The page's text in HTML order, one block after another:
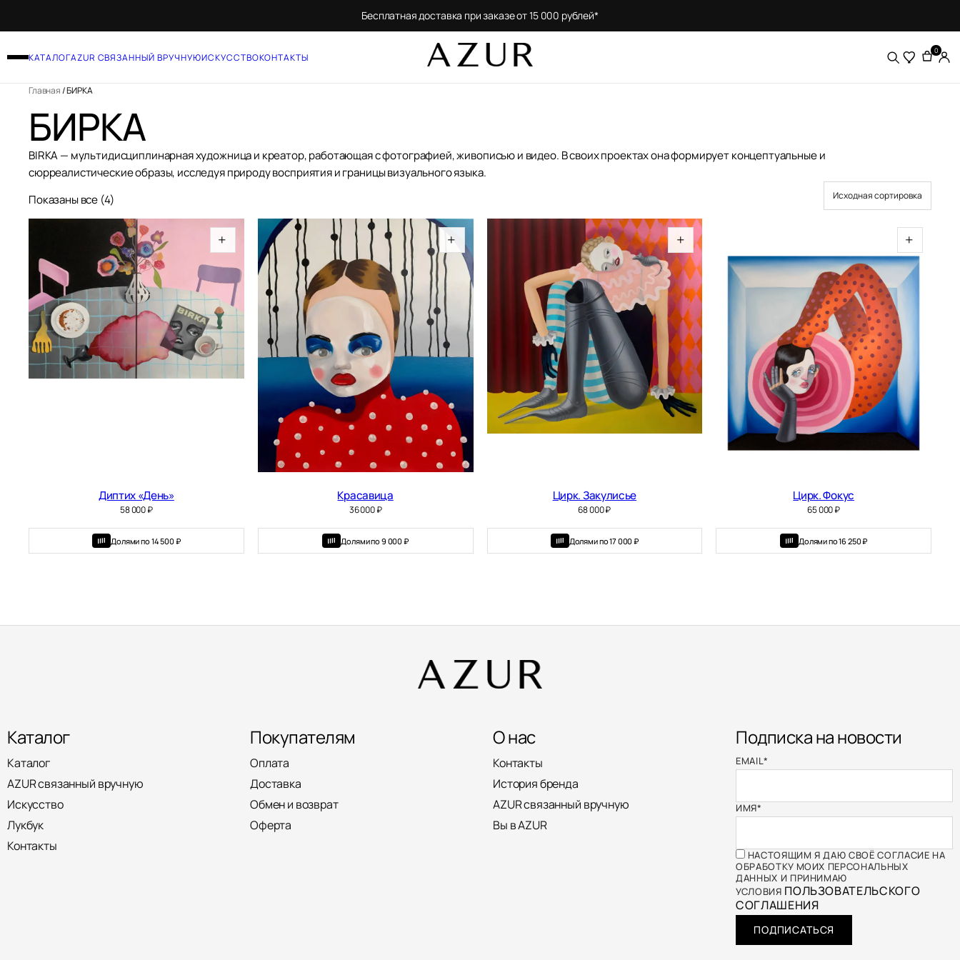
Бесплатная доставка при заказе от 15 000 рублей*
КАТАЛОГAZUR СВЯЗАННЫЙ ВРУЧНУЮИСКУССТВОКОНТАКТЫ
0
Главная/ БИРКА
БИРКА
BIRKA — мультидисциплинарная художница и креатор, работающая с фотографией, живописью и видео. В своих проектах она формирует концептуальные и
сюрреалистические образы, исследуя природу восприятия и границы визуального языка.
Показаны все (4)
+
Диптих «День»
58 000₽
Долями по 14 500 ₽
+
Красавица
36 000₽
Долями по 9 000 ₽
+
Цирк. Закулисье
68 000₽
Долями по 17 000 ₽
+
Цирк. Фокус
65 000₽
Долями по 16 250 ₽
Каталог
Каталог
AZUR связанный вручную
Искусство
Лукбук
Контакты
Покупателям
Оплата
Доставка
Обмен и возврат
Оферта
О нас
Контакты
История бренда
AZUR связанный вручную
Вы в AZUR
Подписка на новости
EMAIL*
ИМЯ*
НАСТОЯЩИМ Я ДАЮ СВОЁ СОГЛАСИЕ НА
ОБРАБОТКУ МОИХ ПЕРСОНАЛЬНЫХ
ДАННЫХ И ПРИНИМАЮ
УСЛОВИЯ ПОЛЬЗОВАТЕЛЬСКОГО
СОГЛАШЕНИЯ
ПОДПИСАТЬСЯ